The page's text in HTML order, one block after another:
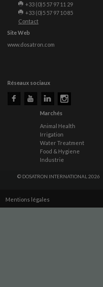
+33 (0)5 57 97 11 29
+33 (0)5 57 97 10 85
Contact
Site Web
www.dosatron.com
Réseaux sociaux
Marchés
Animal Health
Irrigation
Water Treatment
Food & Hygiene
Industrie
© DOSATRON INTERNATIONAL 2026
Mentions légales